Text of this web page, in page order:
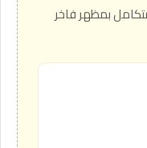
بمظهر فاخر